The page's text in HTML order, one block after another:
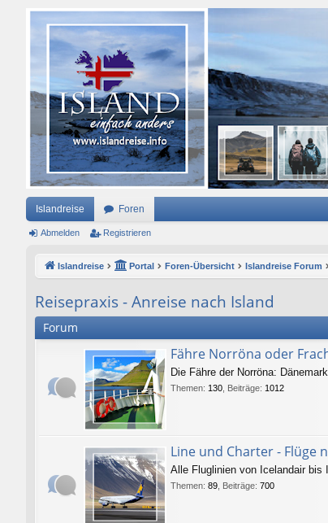
Islandreise Foren
Abmelden Registrieren
Islandreise Portal Foren-Übersicht Islandreise Forum
Reisepraxis - Anreise nach Island
Forum
Fähre Norröna oder
Die Fähre der Norröna:
Themen: 130 Beiträge: 1012
Line und Charter - Flüge
Alle Fluglinien von Icelandair bis
Themen: 89 Beiträge: 700